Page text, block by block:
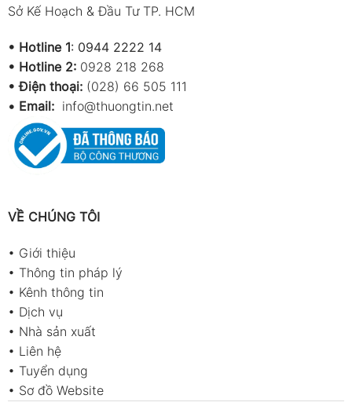
Sở Kế Hoạch & Đầu Tư TP. HCM
• Hotline 1: 0944 2222 14
• Hotline 2: 0928 218 268
• Điện thoại: (028) 66 505 111
• Email: info@thuongtin.net
VỀ CHÚNG TÔI
• Giới thiệu
• Thông tin pháp lý
• Kênh thông tin
• Dịch vụ
• Nhà sản xuất
• Liên hệ
• Tuyển dụng
• Sơ đồ Website